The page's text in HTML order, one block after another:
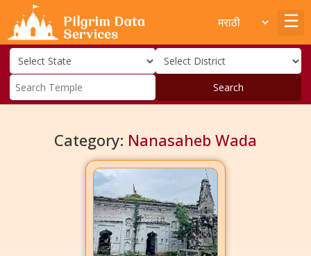
Search
Category: Nanasaheb Wada